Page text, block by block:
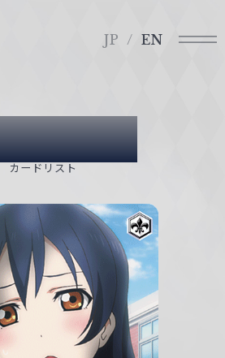
JP EN
List
カードリスト